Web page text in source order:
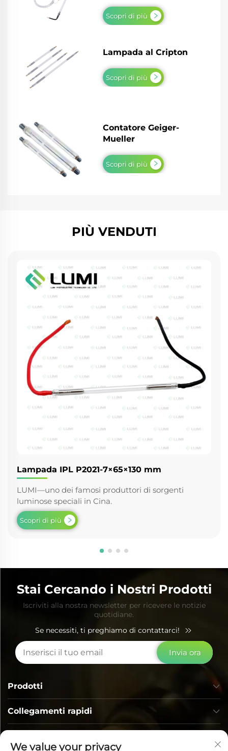
Scopri di più
Lampada al Cripton
Scopri di più
Contatore Geiger-
Mueller
Scopri di più
PIÙ VENDUTI
Lampada IPL P2021-7×65×130 mm
LUMI—uno dei famosi produttori di sorgenti
luminose speciali in Cina.
Scopri di più
Stai Cercando i Nostri Prodotti
Iscriviti alla nostra newsletter per ricevere le notizie
quotidiane.
Se necessiti, ti preghiamo di contattarci!
Invia ora
Collegamenti rapidi
Prodotti
We value your privacy